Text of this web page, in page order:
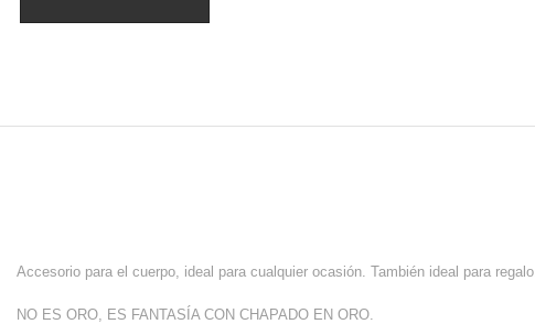
Accesorio para el cuerpo, ideal para cualquier ocasión. También ideal para regalo.
NO ES ORO, ES FANTASÍA CON CHAPADO EN ORO.